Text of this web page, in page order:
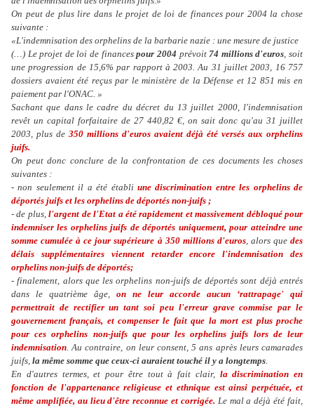
On peut de plus lire dans le projet de loi de finances pour 2004 la chose
suivante :
«L'indemnisation des orphelins de la barbarie nazie : une mesure de justice
(…) Le projet de loi de financespour 2004 prévoit74 millions d'euros, soit
une progression de 15,6% par rapport à 2003. Au 31 juillet 2003, 16 757
dossiers avaient été reçus par le ministère de la Défense et 12 851 mis en
paiement par l'ONAC. »
Sachant que dans le cadre du décret du 13 juillet 2000, l'indemnisation
revêt un capital forfaitaire de 27 440,82 €, on sait donc qu'au 31 juillet
2003, plus de 350 millions d'euros avaient déjà été versés aux orphelins
juifs.
On peut donc conclure de la confrontation de ces documents les choses
suivantes :
- non seulement il a été établi une discrimination entre les orphelins de
déportés juifs et les orphelins de déportés non-juifs ;
- de plus,l'argent de l'Etat a été rapidement et massivement débloqué pour
indemniser les orphelins juifs de déportés uniquement, pour atteindre une
somme cumulée à ce jour supérieure à 350 millions d'euros, alors que des
délais supplémentaires viennent retarder encore l'indemnisation des
orphelins non-juifs de déportés;
- finalement, alors que les orphelins non-juifs de déportés sont déjà entrés
dans le quatrième âge, on ne leur accorde aucun ‘rattrapage' qui
permettrait de rectifier un tant soi peu l'erreur grave commise par le
gouvernement français, et compenser le fait que la mort est plus proche
pour ces orphelins non-juifs que pour les orphelins juifs lors de leur
indemnisation. Au contraire, on leur consent, 5 ans après leurs camarades
juifs, la même somme que ceux-ci auraient touché il y a longtemps.
En d'autres termes, et pour être tout à fait clair, la discrimination en
fonction de l'appartenance religieuse et ethnique est ainsi perpétuée, et
même amplifiée, au lieu d'être reconnue et corrigée. Le mal a déjà été fait,